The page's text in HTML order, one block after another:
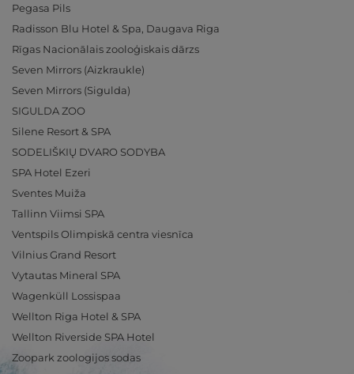
Pegasa Pils
Radisson Blu Hotel & Spa, Daugava Riga
Rīgas Nacionālais zooloģiskais dārzs
Seven Mirrors (Aizkraukle)
Seven Mirrors (Sigulda)
SIGULDA ZOO
Silene Resort & SPA
SODELIŠKIŲ DVARO SODYBA
SPA Hotel Ezeri
Sventes Muiža
Tallinn Viimsi SPA
Ventspils Olimpiskā centra viesnīca
Vilnius Grand Resort
Vytautas Mineral SPA
Wagenküll Lossispaa
Wellton Riga Hotel & SPA
Wellton Riverside SPA Hotel
Zoopark zoologijos sodas